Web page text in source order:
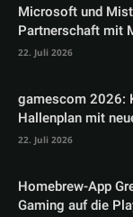
Microsoft und
Partnerschaft mit
22. Juli 2026
gamescom 2026:
Hallenplan mit
22. Juli 2026
Homebrew-App
Gaming auf die